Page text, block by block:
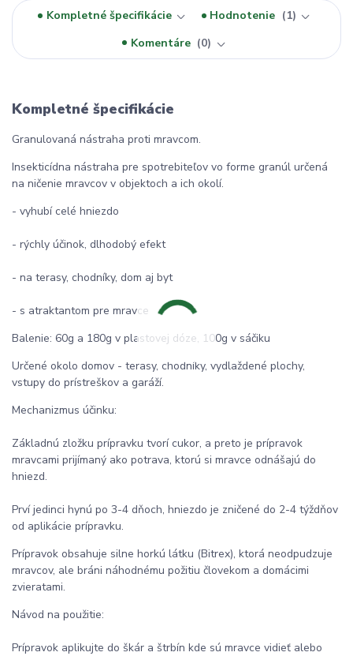
Kompletné špecifikácie Hodnotenie
1
Komentáre
0
Kompletné špecifikácie
Granulovaná nástraha proti mravcom.
Insekticídna nástraha pre spotrebiteľov vo forme granúl určená
na ničenie mravcov v objektoch a ich okolí.
- vyhubí celé hniezdo
- rýchly účinok, dlhodobý efekt
- na terasy, chodníky, dom aj byt
- s atraktantom pre mravce
Balenie: 60g a 180g v plastovej dóze, 100g v sáčiku
Určené okolo domov - terasy, chodníky, vydlaždené plochy,
vstupy do prístreškov a garáží.
Mechanizmus účinku:
Základnú zložku prípravku tvorí cukor, a preto je prípravok
mravcami prijímaný ako potrava, ktorú si mravce odnášajú do
hniezd.
Prví jedinci hynú po 3-4 dňoch, hniezdo je zničené do 2-4 týždňov
od aplikácie prípravku.
Prípravok obsahuje silne horkú látku (Bitrex), ktorá neodpudzuje
mravcov, ale bráni náhodnému požitiu človekom a domácimi
zvieratami.
Návod na použitie:
Prípravok aplikujte do škár a štrbín kde sú mravce vidieť alebo